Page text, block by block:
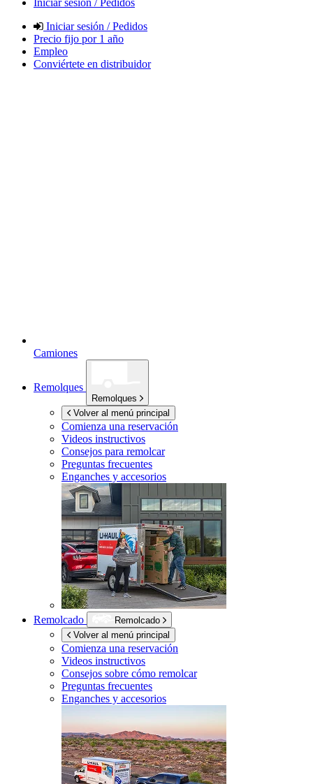
Iniciar sesión / Pedidos
Iniciar sesión / Pedidos
Precio fijo por 1 año
Empleo
Conviértete en distribuidor
Camiones
Remolques
Remolques
Volver al menú principal
Comienza una reservación
Videos instructivos
Consejos para remolcar
Preguntas frecuentes
Enganches y accesorios
Remolcado
Remolcado
Volver al menú principal
Comienza una reservación
Videos instructivos
Consejos sobre cómo remolcar
Preguntas frecuentes
Enganches y accesorios